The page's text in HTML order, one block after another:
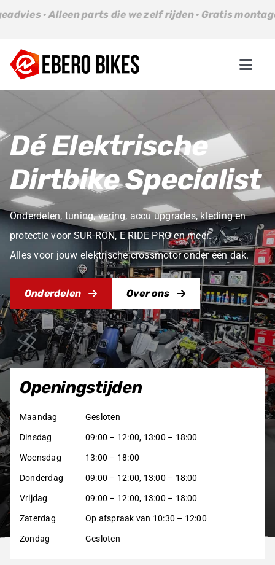
inhoud
die we zelf rijden · Gratis montageadvies ·
Bikes
About us
Contact
Winkelwagen
Producten
zoeken
Dé Elektrische
Dirtbike Specialist
Onderdelen, tuning, vering, accu upgrades, kleding en
protectie voor SUR-RON, E RIDE PRO en meer.
Alles voor jouw elektrische crossmotor onder één dak.
Onderdelen Over ons
Openingstijden
Maandag Gesloten
Dinsdag 09:00 – 12:00, 13:00 – 18:00
Woensdag 13:00 – 18:00
Donderdag 09:00 – 12:00, 13:00 – 18:00
Vrijdag 09:00 – 12:00, 13:00 – 18:00
Zaterdag Op afspraak van 10:30 – 12:00
Zondag Gesloten